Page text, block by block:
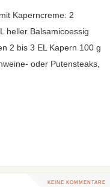
Kaperncreme: 2
heller Balsamicoessig
2 bis 3 EL Kapern 100 g
oder Putensteaks,
KEINE KOMMENTARE